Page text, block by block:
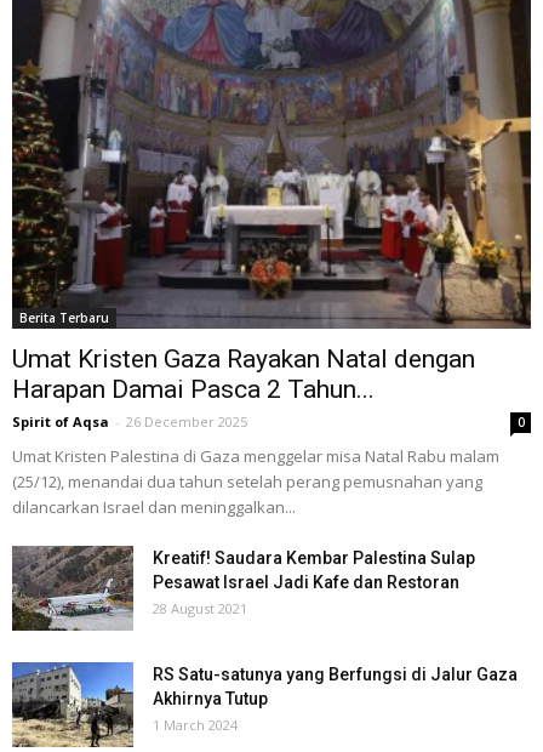
Berita Terbaru
Umat Kristen Gaza Rayakan Natal dengan
Harapan Damai Pasca 2 Tahun...
Spirit of Aqsa - 26 December 2025 0
Umat Kristen Palestina di Gaza menggelar misa Natal Rabu malam
(25/12), menandai dua tahun setelah perang pemusnahan yang
dilancarkan Israel dan meninggalkan...
Kreatif! Saudara Kembar Palestina Sulap
Pesawat Israel Jadi Kafe dan Restoran
28 August 2021
RS Satu-satunya yang Berfungsi di Jalur Gaza
Akhirnya Tutup
1 March 2024